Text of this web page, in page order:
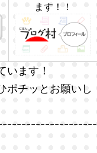
ます！！
います！
ポチッとお願いし